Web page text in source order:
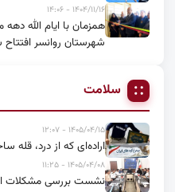
۱۴۰۴/۱۱/۱۶ - ۱۴:۰۶
همزمان با ایام الله
شهرستان روانسر
سلامت
۱۴۰۵/۰۴/۱۵ - ۱۲:۰۷
اراده‌ای که از درد، قله
۱۴۰۵/۰۴/۰۸ - ۱۱:۲۵
نشست بررسی مشکلات